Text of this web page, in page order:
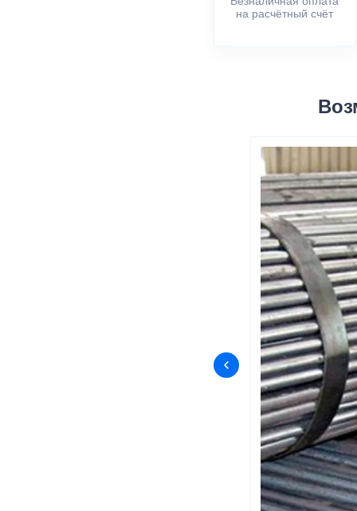
на расчётный счёт